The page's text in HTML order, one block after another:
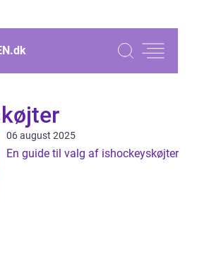
dk
06 august 2025
En guide til valg af ishockeyskøjter